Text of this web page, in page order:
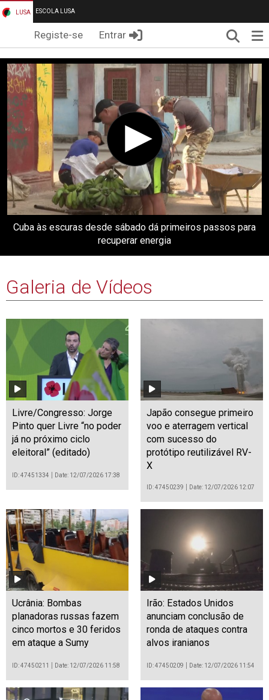
LUSA ESCOLA LUSA
Registe-se Entrar
Cuba às escuras desde sábado dá primeiros passos para
recuperar energia
Galeria de Vídeos
Livre/Congresso: Jorge
Pinto quer Livre “no poder
já no próximo ciclo
eleitoral” (editado)
ID: 47451334 Date: 12/07/2026 17:38
Japão consegue primeiro
voo e aterragem vertical
com sucesso do
protótipo reutilizável RV-
X
ID: 47450239 Date: 12/07/2026 12:07
Ucrânia: Bombas
planadoras russas fazem
cinco mortos e 30 feridos
em ataque a Sumy
ID: 47450211 Date: 12/07/2026 11:58
Irão: Estados Unidos
anunciam conclusão de
ronda de ataques contra
alvos iranianos
ID: 47450209 Date: 12/07/2026 11:54